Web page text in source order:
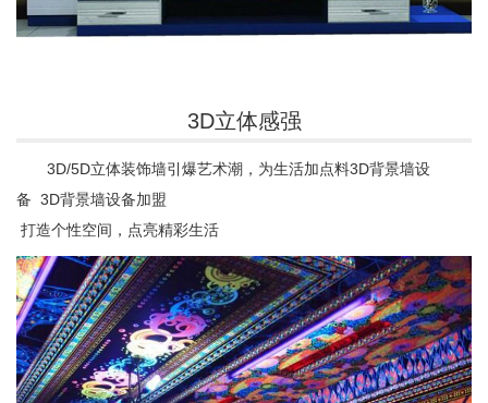
3D立体感强
3D/5D立体装饰墙引爆艺术潮，为生活加点料3D背景墙设
备 3D背景墙设备加盟
打造个性空间，点亮精彩生活